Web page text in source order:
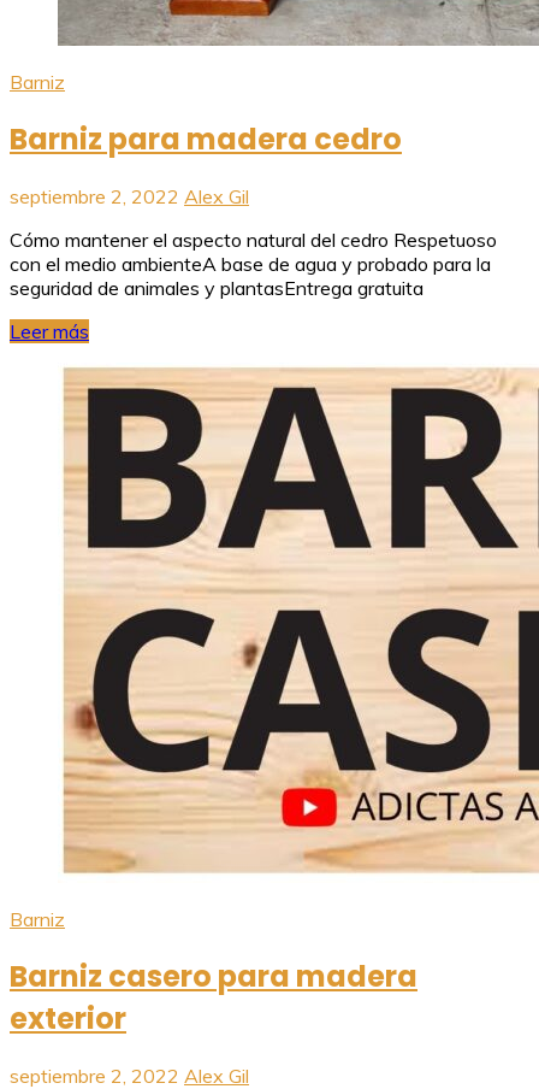
Barniz
Barniz para madera cedro
septiembre 2, 2022 Alex Gil
Cómo mantener el aspecto natural del cedro Respetuoso
con el medio ambienteA base de agua y probado para la
seguridad de animales y plantasEntrega gratuita
Leer más
Barniz
Barniz casero para madera
exterior
septiembre 2, 2022 Alex Gil